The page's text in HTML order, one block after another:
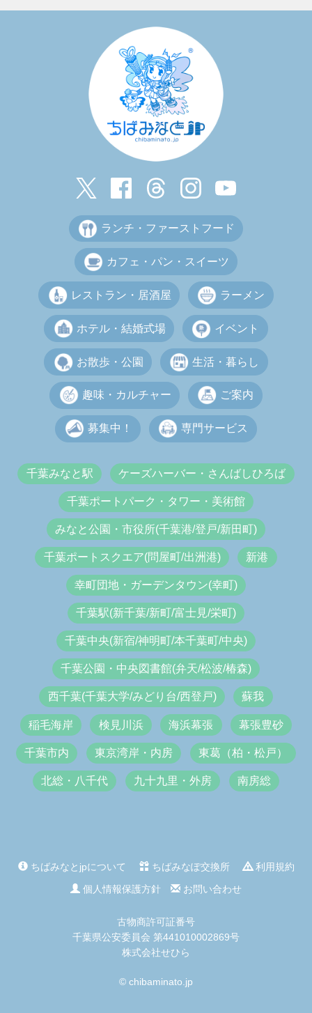
ランチ・ファーストフード
カフェ・パン・スイーツ
レストラン・居酒屋 ラーメン
ホテル・結婚式場 イベント
お散歩・公園 生活・暮らし
趣味・カルチャー ご案内
募集中！ 専門サービス
千葉みなと駅 ケーズハーバー・さんばしひろば
千葉ポートパーク・タワー・美術館
みなと公園・市役所(千葉港/登戸/新田町)
千葉ポートスクエア(問屋町/出洲港) 新港
幸町団地・ガーデンタウン(幸町)
千葉駅(新千葉/新町/富士見/栄町)
千葉中央(新宿/神明町/本千葉町/中央)
千葉公園・中央図書館(弁天/松波/椿森)
西千葉(千葉大学/みどり台/西登戸) 蘇我
稲毛海岸 検見川浜 海浜幕張 幕張豊砂
千葉市内 東京湾岸・内房 東葛（柏・松戸）
北総・八千代 九十九里・外房 南房総
ちばみなとjpについて ちばみなぽ交換所
利用規約
個人情報保護方針
お問い合わせ
古物商許可証番号
千葉県公安委員会 第441010002869号
株式会社せひら
© chibaminato.jp